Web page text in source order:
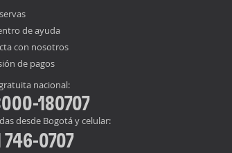
de ayuda
con nosotros
de pagos
nacional:
180707
desde Bogotá y celular:
746-0707